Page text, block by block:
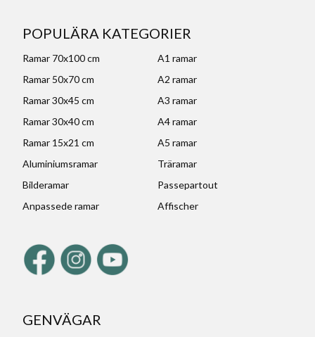
POPULÄRA KATEGORIER
Ramar 70x100 cm
A1 ramar
Ramar 50x70 cm
A2 ramar
Ramar 30x45 cm
A3 ramar
Ramar 30x40 cm
A4 ramar
Ramar 15x21 cm
A5 ramar
Aluminiumsramar
Träramar
Bilderamar
Passepartout
Anpassede ramar
Affischer
GENVÄGAR